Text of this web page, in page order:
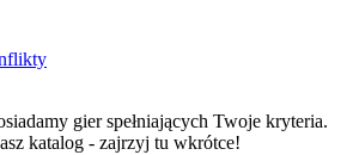
gier spełniających Twoje kryteria.
katalog - zajrzyj tu wkrótce!